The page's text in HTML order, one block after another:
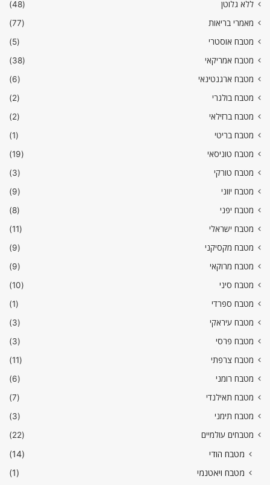
ללא גלוטן
(48)
מאמרי בריאות
(77)
מטבח אוסטרי
(5)
מטבח אמריקאי
(38)
מטבח ארגנטינאי
(6)
מטבח בולגרי
(2)
מטבח ברזילאי
(2)
מטבח בריטי
(1)
מטבח טוניסאי
(19)
מטבח טורקי
(3)
מטבח יווני
(9)
מטבח יפני
(8)
מטבח ישראלי
(11)
מטבח מקסיקני
(9)
מטבח מרוקאי
(9)
מטבח סיני
(10)
מטבח ספרדי
(1)
מטבח עיראקי
(3)
מטבח פרסי
(3)
מטבח צרפתי
(11)
מטבח רומני
(6)
מטבח תאילנדי
(7)
מטבח תימני
(3)
מטבחים עולמיים
(22)
מטבח הודי
(14)
מטבח ויאטנמי
(1)